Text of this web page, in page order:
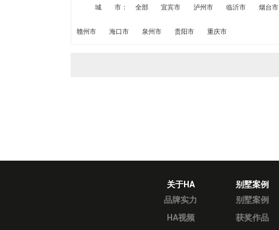
城 市： 全部 宜宾市 泸州市 临沂市 烟台市
赣州市 海口市 泉州市 贵阳市 重庆市
关于HA
品牌实力
HA视频
别墅案例
别墅案例
获奖作品